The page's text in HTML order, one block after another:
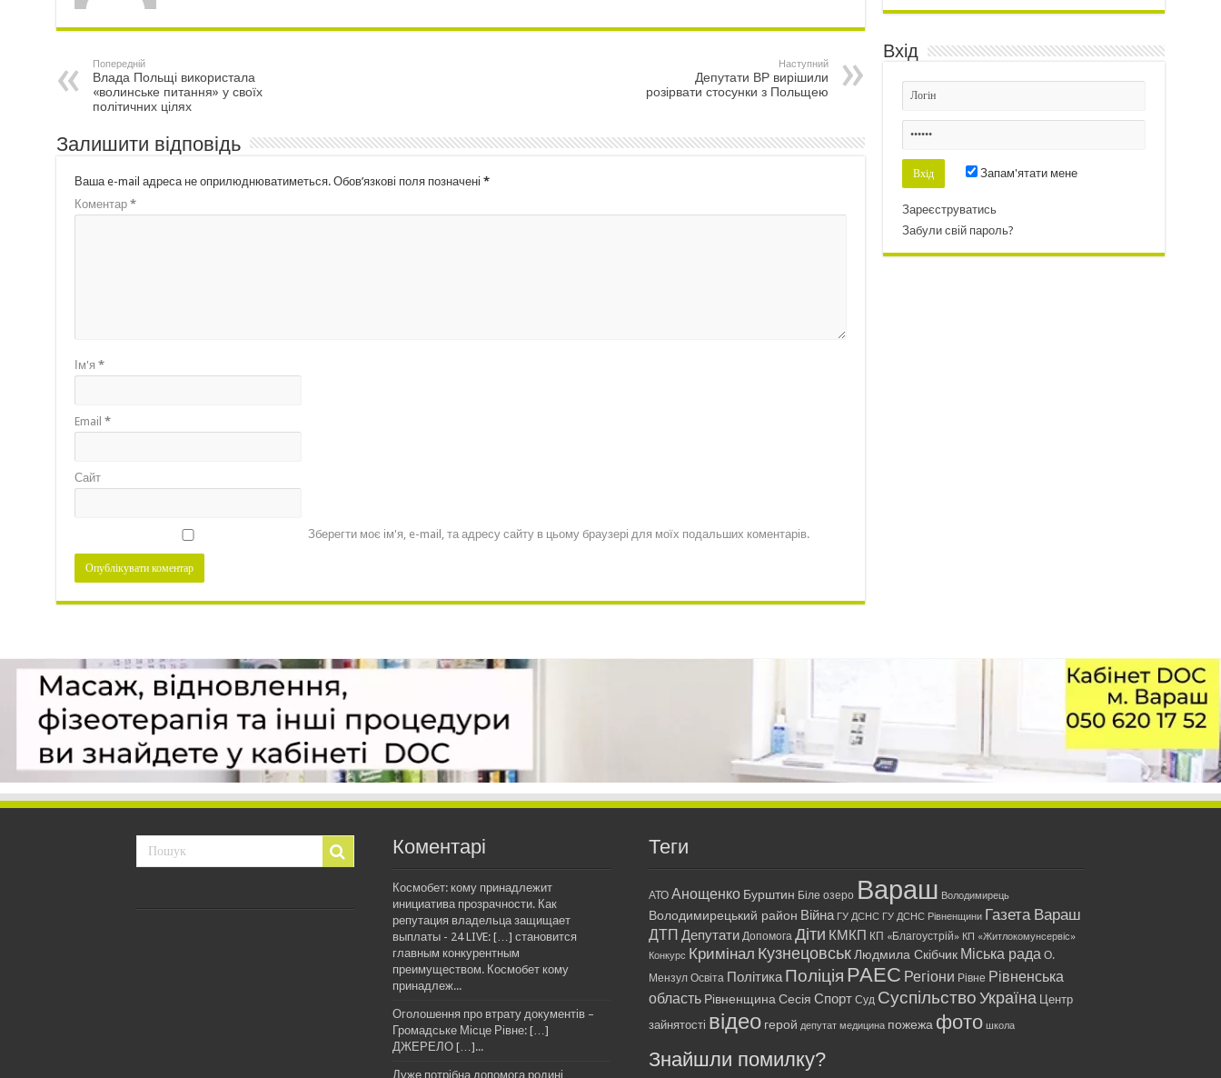
Попередній
Влада Польщі використала
«волинське питання» у своїх
політичних цілях
Наступний
Депутати ВР вирішили
розірвати стосунки з Польщею
Залишити відповідь
Ваша e-mail адреса не оприлюднюватиметься. Обов’язкові поля позначені *
Коментар *
Ім'я *
Email *
Сайт
Зберегти моє ім'я, e-mail, та адресу сайту в цьому браузері для моїх подальших коментарів.
Вхід
Запам'ятати мене
Зареєструватись
Забули свій пароль?
Коментарі
Космобет: кому принадлежит
инициатива прозрачности. Как
репутация владельца защищает
выплаты - 24 LIVE: […] становится
главным конкурентным
преимуществом. Космобет кому
принадлеж...
Оголошення про втрату документів –
Громадське Місце Рівне: […]
ДЖЕРЕЛО […]...
Дуже потрібна допомога родині
Теги
АТО Анощенко Бурштин Біле озеро Вараш Володимирець
Володимирецький район Війна ГУ ДСНС ГУ ДСНС Рівненщини Газета Вараш
ДТП Депутати Допомога Діти КМКП КП «Благоустрій» КП «Житлокомунсервіс»
Конкурс Кримінал Кузнецовськ Людмила Скібчик Міська рада О.
Мензул Освіта Політика Поліція РАЕС Регіони Рівне Рівненська
область Рівненщина Сесія Спорт Суд Суспільство Україна Центр
зайнятості відео герой депутат медицина пожежа фото школа
Знайшли помилку?